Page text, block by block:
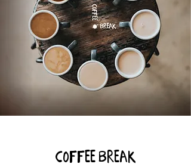
coffee break